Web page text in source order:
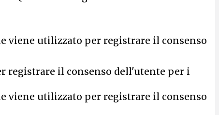
viene utilizzato per registrare il consenso
registrare il consenso dell'utente per i
viene utilizzato per registrare il consenso